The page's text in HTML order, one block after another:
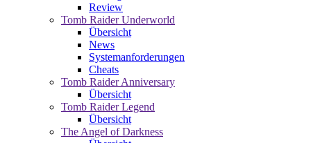
Review
Tomb Raider Underworld
Übersicht
News
Systemanforderungen
Cheats
Tomb Raider Anniversary
Übersicht
Tomb Raider Legend
Übersicht
The Angel of Darkness